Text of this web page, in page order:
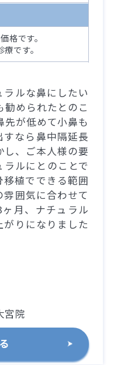
格です。
です。
ルな鼻にしたい
勧められたとのこ
先が低めて小鼻も
なら鼻中隔延長
し、ご本人様の要
ルにとのことで
移植でできる範囲
囲気に合わせて
月、ナチュラル
りになりました
宮院